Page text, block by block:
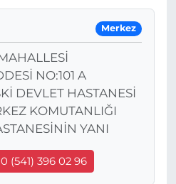
Merkez
NO:101 A
DEVLET HASTANESİ
KOMUTANLIĞI
YANI
0 (541) 396 02 96